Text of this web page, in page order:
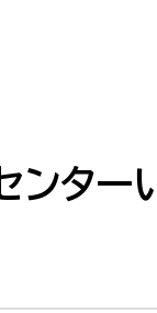
ンター